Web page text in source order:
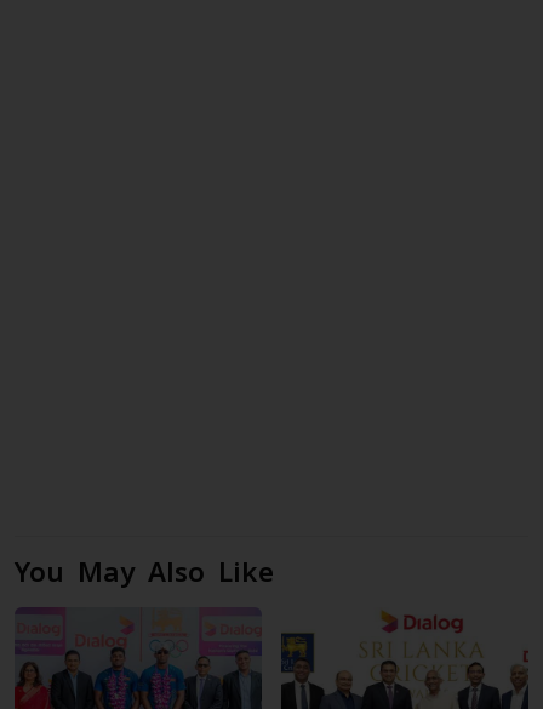
You May Also Like